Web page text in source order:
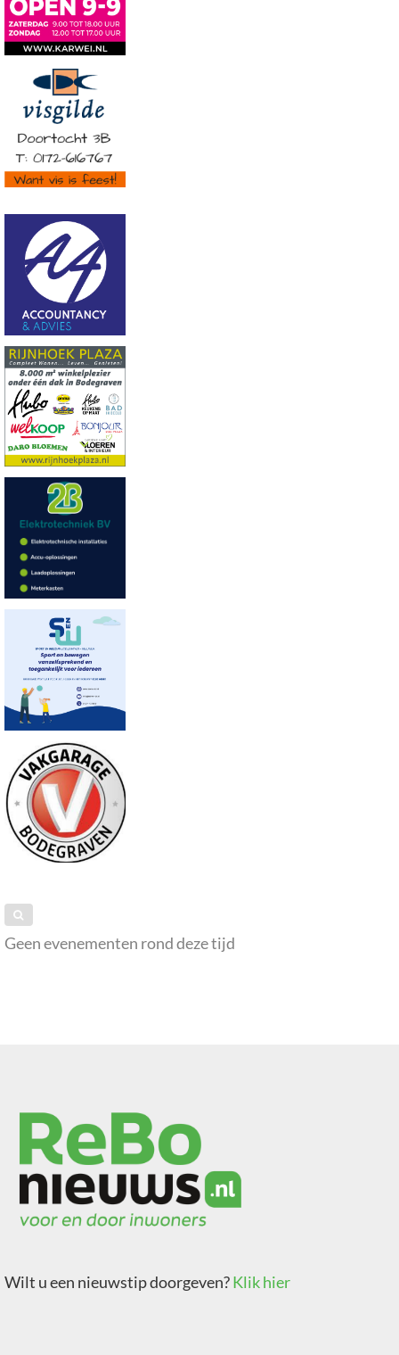
Geen evenementen rond deze tijd
Wilt u een nieuwstip doorgeven?Klik hier